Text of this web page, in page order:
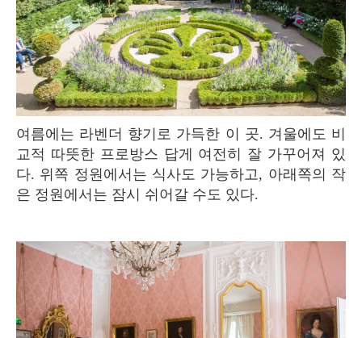
여름에는 라벤더 향기로 가득한 이 곳. 겨울에도 비
교적 따뜻한 프로방스 답게 여전히 잘 가꾸어져 있
다. 위쪽 정원에서는 식사도 가능하고, 아래쪽의 작
은 정원에서는 잠시 쉬어갈 수도 있다.